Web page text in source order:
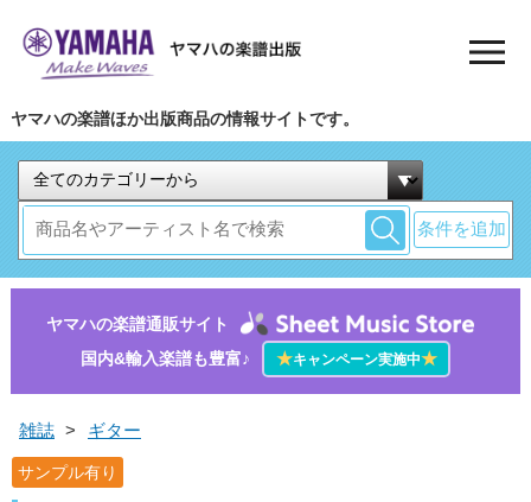
ヤマハの楽譜ほか出版商品の情報サイトです。
条件を追加
ヤマハの楽譜通販サイト
国内&輸入楽譜も豊富♪
★キャンペーン実施中★
雑誌 > ギター
サンプル有り